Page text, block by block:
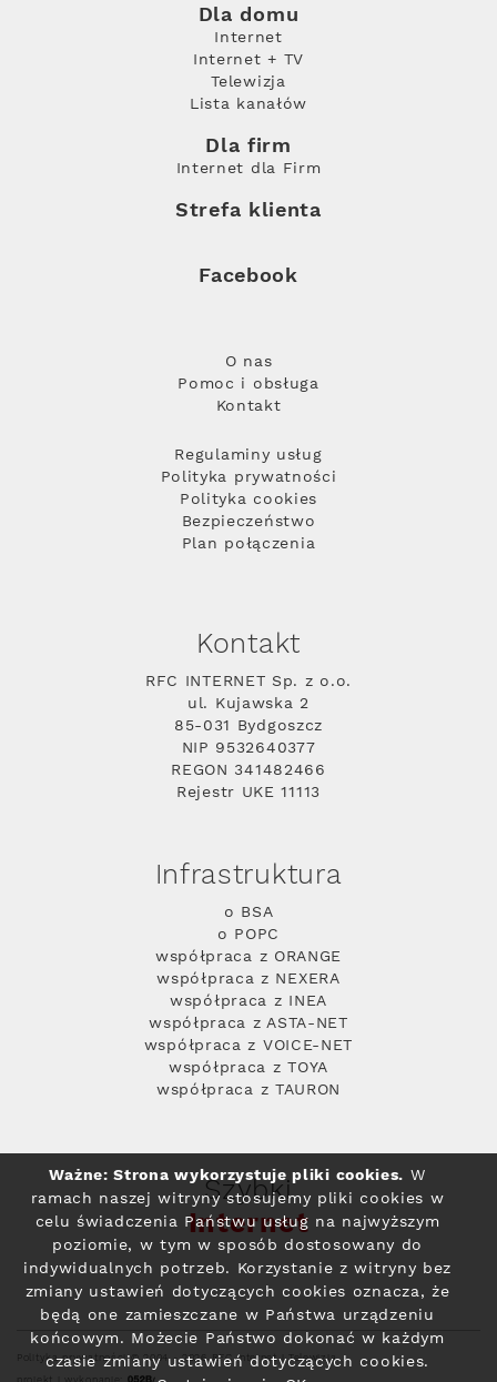
Dla domu
Internet
Internet + TV
Telewizja
Lista kanałów
Dla firm
Internet dla Firm
Strefa klienta
Facebook
O nas
Pomoc i obsługa
Kontakt
Regulaminy usług
Polityka prywatności
Polityka cookies
Bezpieczeństwo
Plan połączenia
Kontakt
RFC INTERNET Sp. z o.o.
ul. Kujawska 2
85-031 Bydgoszcz
NIP 9532640377
REGON 341482466
Rejestr UKE 11113
Infrastruktura
o BSA
o POPC
współpraca z ORANGE
współpraca z NEXERA
współpraca z INEA
współpraca z ASTA-NET
współpraca z VOICE-NET
współpraca z TOYA
współpraca z TAURON
Szybki
Internet
Polityka prywatności© 2004 - 2026 RFC Internet i Telewizja
Ważne: Strona wykorzystuje pliki cookies. W
ramach naszej witryny stosujemy pliki cookies w
celu świadczenia Państwu usług na najwyższym
poziomie, w tym w sposób dostosowany do
indywidualnych potrzeb. Korzystanie z witryny bez
zmiany ustawień dotyczących cookies oznacza, że
będą one zamieszczane w Państwa urządzeniu
końcowym. Możecie Państwo dokonać w każdym
czasie zmiany ustawień dotyczących cookies.